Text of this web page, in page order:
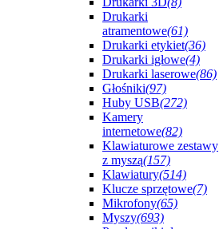
Drukarki
atramentowe(61)
Drukarki etykiet(36)
Drukarki igłowe(4)
Drukarki laserowe(86)
Głośniki(97)
Huby USB(272)
Kamery
internetowe(82)
Klawiaturowe zestawy
z myszą(157)
Klawiatury(514)
Klucze sprzętowe(7)
Mikrofony(65)
Myszy(693)